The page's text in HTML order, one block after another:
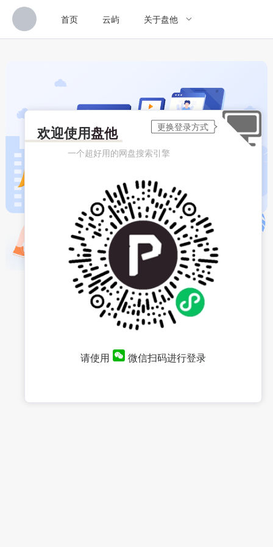
首页 云屿 关于盘他
欢迎使用盘他
一个超好用的网盘搜索引擎
请使用 微信扫码进行登录